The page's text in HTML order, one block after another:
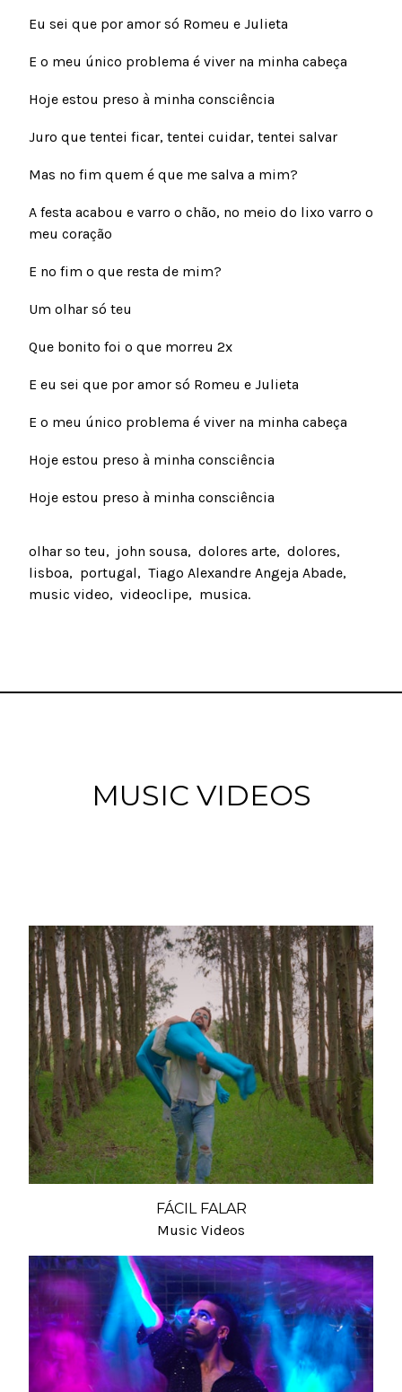
Eu sei que por amor só Romeu e Julieta
E o meu único problema é viver na minha cabeça
Hoje estou preso à minha consciência
Juro que tentei ficar, tentei cuidar, tentei salvar
Mas no fim quem é que me salva a mim?
A festa acabou e varro o chão, no meio do lixo varro o
meu coração
E no fim o que resta de mim?
Um olhar só teu
Que bonito foi o que morreu 2x
E eu sei que por amor só Romeu e Julieta
E o meu único problema é viver na minha cabeça
Hoje estou preso à minha consciência
Hoje estou preso à minha consciência
olhar so teu john sousa dolores arte
dolores
lisboa
portugal
Tiago Alexandre Angeja Abade
music video
videoclipe musica
MUSIC VIDEOS
FÁCIL FALAR
Music Videos